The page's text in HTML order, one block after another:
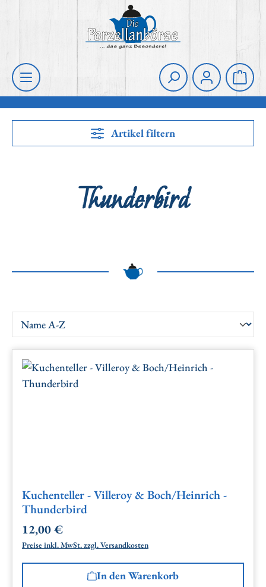
Hauptinhalt springen
Die Porzellanbörse
Artikel filtern
Thunderbird
Kuchenteller - Villeroy & Boch/Heinrich -
Thunderbird
Regulärer Preis:
12,00 €
Preise inkl. MwSt. zzgl. Versandkosten
In den Warenkorb